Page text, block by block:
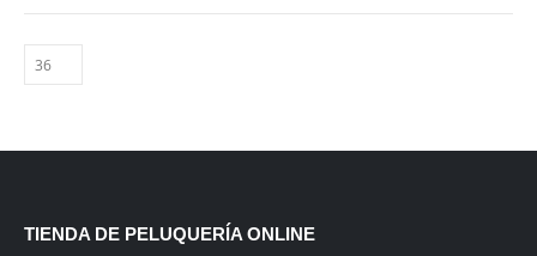
TIENDA DE PELUQUERÍA ONLINE